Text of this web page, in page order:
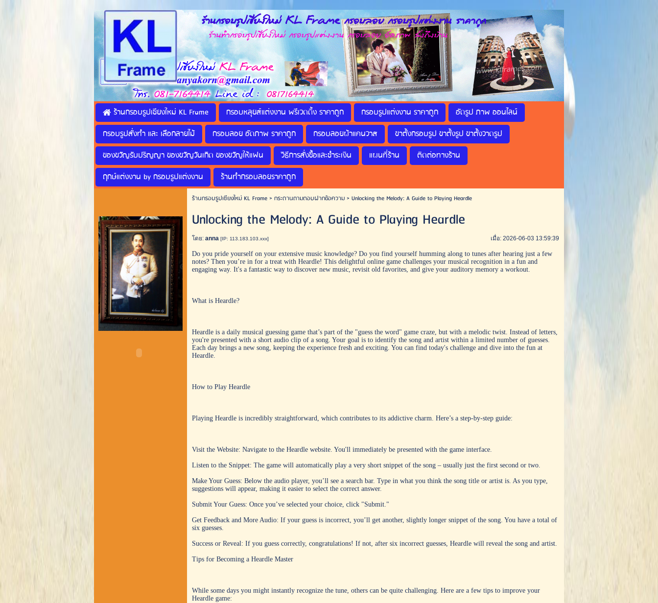
ร้านกรอบรูปเชียงใหม่ KL Frame กรอบลอย กรอบรูปแต่งงาน ราคาถูก
ร้านทำกรอบรูปเชียงใหม่ กรอบรูปแต่งงาน กรอบลอย อัดภาพ ส่งถึงบ้าน
ร้านกรอบรูปเชียงใหม่ KL Frame กรอบหลุยส์แต่งงาน พรีเวดดิ้ง ราคาถูก กรอบรูปแต่งงาน ราคาถูก
อัดรูป ภาพ ออนไลน์
กรอบรูปสั่งทำ และ เลือกลายไม้
กรอบลอย อัดภาพ ราคาถูก กรอบลอยผ้าแคนวาส
ขาตั้งกรอบรูป ขาตั้งรูป ขาตั้งวาดรูป
ของขวัญรับปริญญา ของขวัญวันเกิด ของขวัญให้แฟน
วิธีการสั่งซื้อและชำระเงิน แผนที่ร้าน
ติดต่อทางร้าน
ฤกษ์แต่งงาน by กรอบรูปแต่งงาน
ร้านทำกรอบลอยราคาถูก
ร้านกรอบรูปเชียงใหม่ KL Frame> กระดานถามตอบฝากข้อความ> Unlocking the Melody: A Guide to Playing Heardle
Unlocking the Melody: A Guide to Playing Heardle
โดย:anna [IP: 113.183.103.xxx] เมื่อ: 2026-06-03 13:59:39
Do you pride yourself on your extensive music knowledge? Do you find yourself humming along to tunes after hearing just a few
notes? Then you’re in for a treat with Heardle! This delightful online game challenges your musical recognition in a fun and
engaging way. It's a fantastic way to discover new music, revisit old favorites, and give your auditory memory a workout.
What is Heardle?
Heardle is a daily musical guessing game that’s part of the "guess the word" game craze, but with a melodic twist. Instead of letters,
you're presented with a short audio clip of a song. Your goal is to identify the song and artist within a limited number of guesses.
Each day brings a new song, keeping the experience fresh and exciting. You can find today's challenge and dive into the fun at
Heardle.
How to Play Heardle
Playing Heardle is incredibly straightforward, which contributes to its addictive charm. Here’s a step-by-step guide:
Visit the Website: Navigate to the Heardle website. You'll immediately be presented with the game interface.
Listen to the Snippet: The game will automatically play a very short snippet of the song – usually just the first second or two.
Make Your Guess: Below the audio player, you’ll see a search bar. Type in what you think the song title or artist is. As you type,
suggestions will appear, making it easier to select the correct answer.
Submit Your Guess: Once you’ve selected your choice, click "Submit."
Get Feedback and More Audio: If your guess is incorrect, you’ll get another, slightly longer snippet of the song. You have a total of
six guesses.
Success or Reveal: If you guess correctly, congratulations! If not, after six incorrect guesses, Heardle will reveal the song and artist.
Tips for Becoming a Heardle Master
While some days you might instantly recognize the tune, others can be quite challenging. Here are a few tips to improve your
Heardle game: